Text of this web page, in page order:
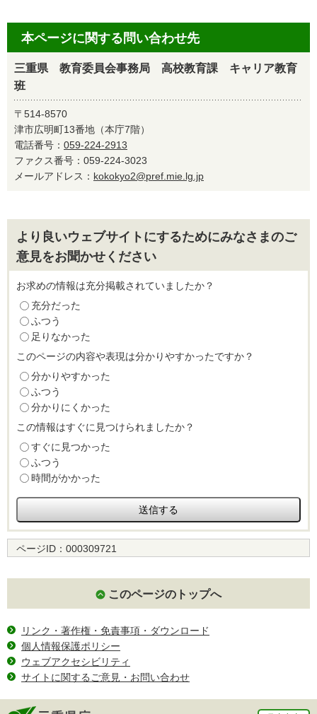
本ページに関する問い合わせ先
三重県 教育委員会事務局 高校教育課 キャリア教育
班
〒514-8570
津市広明町13番地（本庁7階）
電話番号： 059-224-2913
ファクス番号：059-224-3023
メールアドレス： kokokyo2@pref.mie.lg.jp
より良いウェブサイトにするためにみなさまのご
意見をお聞かせください
お求めの情報は充分掲載されていましたか？
充分だった
ふつう
足りなかった
このページの内容や表現は分かりやすかったですか？
分かりやすかった
ふつう
分かりにくかった
この情報はすぐに見つけられましたか？
すぐに見つかった
ふつう
時間がかかった
ページID： 000309721
このページのトップへ
リンク・著作権・免責事項・ダウンロード
個人情報保護ポリシー
ウェブアクセシビリティ
サイトに関するご意見・お問い合わせ